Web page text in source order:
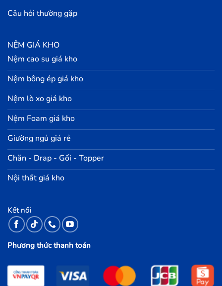
Câu hỏi thường gặp
NỆM GIÁ KHO
Nệm cao su giá kho
Nệm bông ép giá kho
Nệm lò xo giá kho
Nệm Foam giá kho
Giường ngủ giá rẻ
Chăn - Drap - Gối - Topper
Nội thất giá kho
Kết nối
Phương thức thanh toán